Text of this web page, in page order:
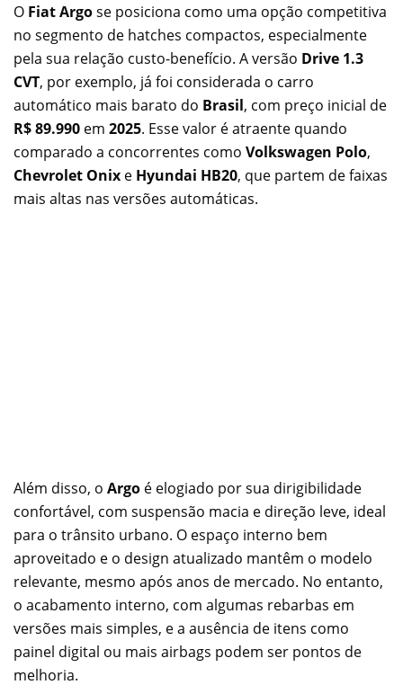
O Fiat Argose posiciona como uma opção competitiva
no segmento de hatches compactos, especialmente
pela sua relação custo-benefício. A versão Drive 1.3
CVT, por exemplo, já foi considerada o carro
automático mais barato do Brasil, com preço inicial de
R$ 89.990 em 2025. Esse valor é atraente quando
comparado a concorrentes como Volkswagen Polo,
Chevrolet Onix e Hyundai HB20, que partem de faixas
mais altas nas versões automáticas.
Além disso, o Argo é elogiado por sua dirigibilidade
confortável, com suspensão macia e direção leve, ideal
para o trânsito urbano. O espaço interno bem
aproveitado e o design atualizado mantêm o modelo
relevante, mesmo após anos de mercado. No entanto,
o acabamento interno, com algumas rebarbas em
versões mais simples, e a ausência de itens como
painel digital ou mais airbags podem ser pontos de
melhoria.